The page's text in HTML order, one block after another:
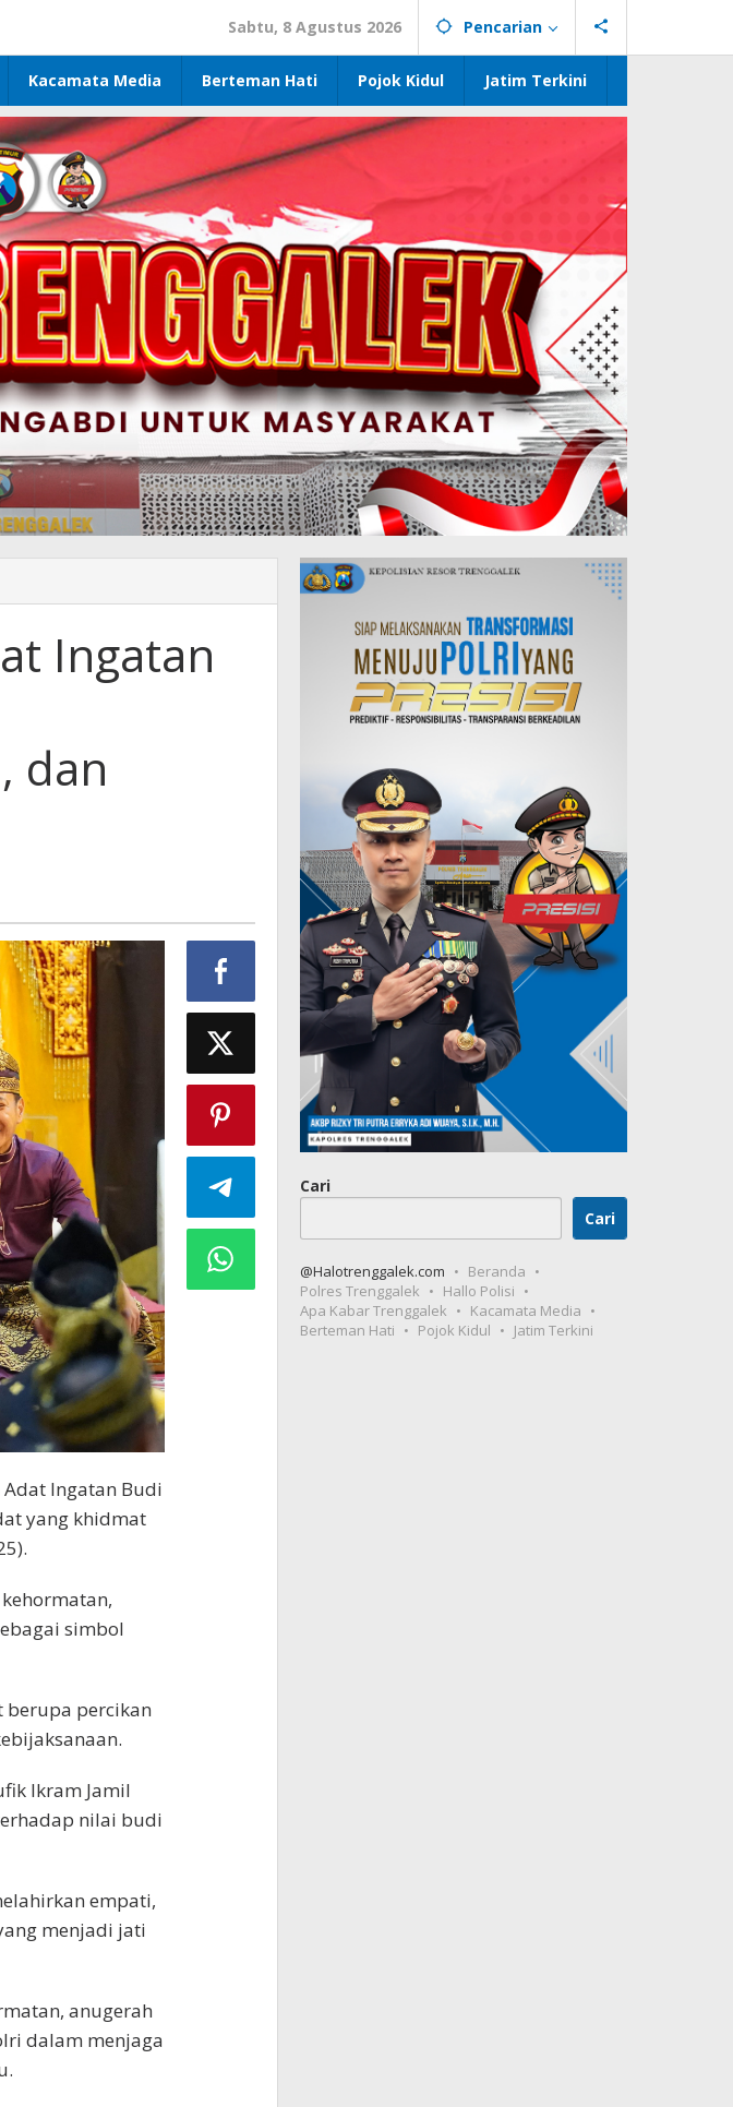
Sabtu, 8 Agustus 2026 Pencarian
Kacamata Media Berteman Hati Pojok Kidul Jatim Terkini
Ingatan
dan
Ingatan Budi
yang khidmat
simbol
berupa percikan
Ikram Jamil
nilai budi
empati,
menjadi jati
anugerah
dalam menjaga
Cari
Cari
@Halotrenggalek.com
Beranda
Polres Trenggalek
Hallo Polisi
Apa Kabar Trenggalek
Kacamata Media
Berteman Hati
Pojok Kidul Jatim Terkini